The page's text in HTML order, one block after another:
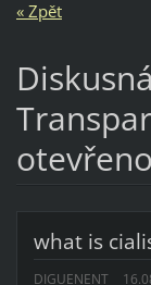
« Zpět
what is
DIGUENENT